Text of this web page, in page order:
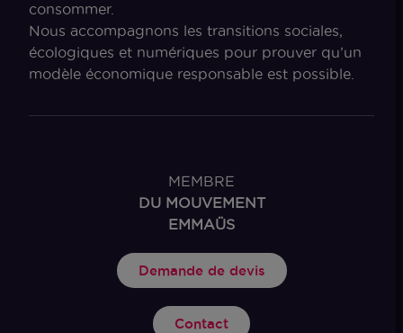
consommer.
Nous accompagnons les transitions sociales,
écologiques et numériques pour prouver qu’un
modèle économique responsable est possible.
MEMBRE
DU MOUVEMENT
EMMAÜS
Demande de devis
Contact